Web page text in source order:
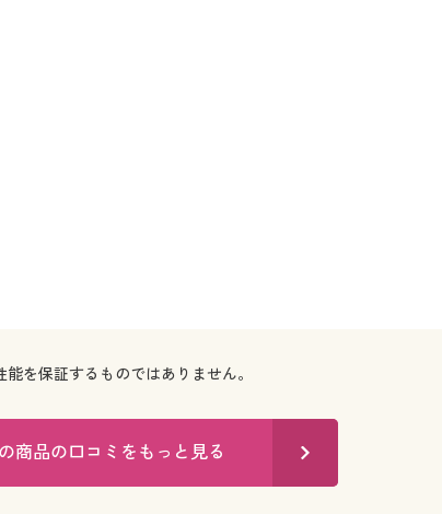
を保証するものではありません。
商品の口コミをもっと見る